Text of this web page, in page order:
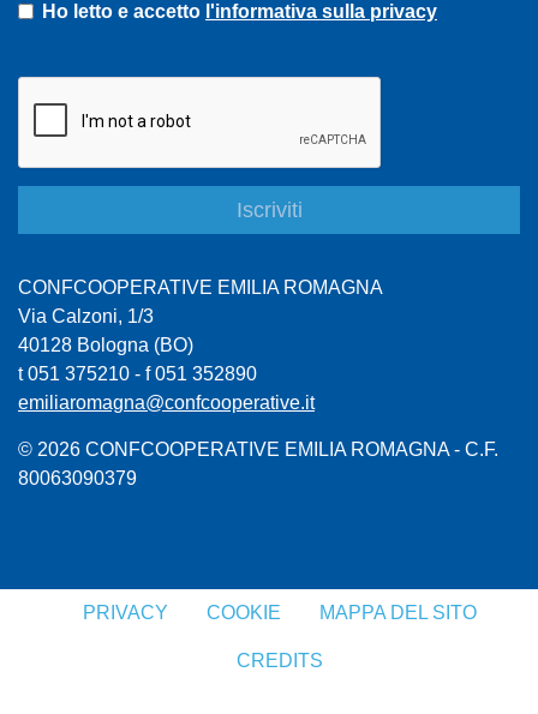
Ho letto e accetto l'informativa sulla privacy
CONFCOOPERATIVE EMILIA ROMAGNA
Via Calzoni, 1/3
40128 Bologna (BO)
t 051 375210 - f 051 352890
emiliaromagna@confcooperative.it
© 2026 CONFCOOPERATIVE EMILIA ROMAGNA - C.F.
80063090379
PRIVACY COOKIE MAPPA DEL SITO
CREDITS